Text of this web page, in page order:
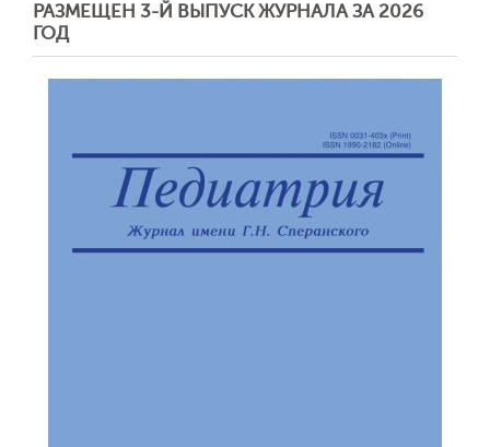
РАЗМЕЩЕН 3-Й ВЫПУСК ЖУРНАЛА ЗА 2026
ГОД